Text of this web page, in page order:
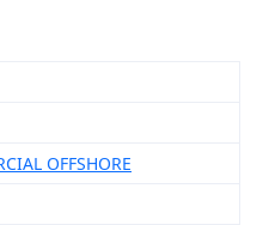
OFFSHORE